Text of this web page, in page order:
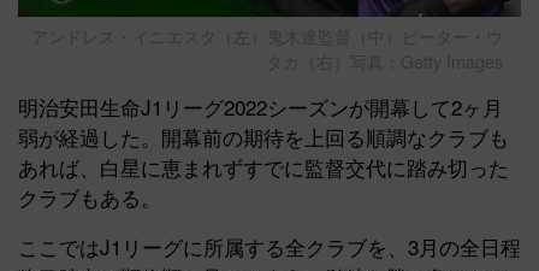
アンドレス・イニエスタ（左）鬼木達監督（中）ピーター・ウ
タカ（右）写真：Getty Images
明治安田生命J1リーグ2022シーズンが開幕して2ヶ月
弱が経過した。開幕前の期待を上回る順調なクラブも
あれば、白星に恵まれずすでに監督交代に踏み切った
クラブもある。
ここではJ1リーグに所属する全クラブを、3月の全日程